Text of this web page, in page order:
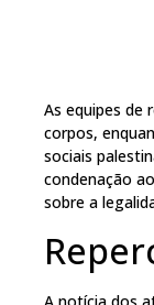
As equipes de
corpos,
sociais
condenação
sobre a
A notícia dos